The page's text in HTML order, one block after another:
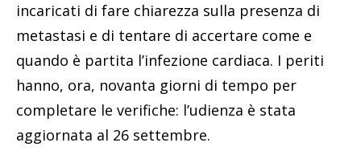
incaricati di fare chiarezza sulla presenza di
metastasi e di tentare di accertare come e
quando è partita l’infezione cardiaca. I periti
hanno, ora, novanta giorni di tempo per
completare le verifiche: l’udienza è stata
aggiornata al 26 settembre.